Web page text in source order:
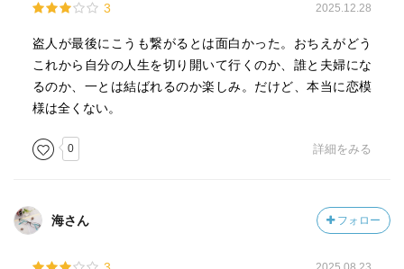
3 2025.12.28
盗人が最後にこうも繋がるとは面白かった。おちえがどう
これから自分の人生を切り開いて行くのか、誰と夫婦にな
るのか、一とは結ばれるのか楽しみ。だけど、本当に恋模
様は全くない。
0 詳細をみる
海さん フォロー